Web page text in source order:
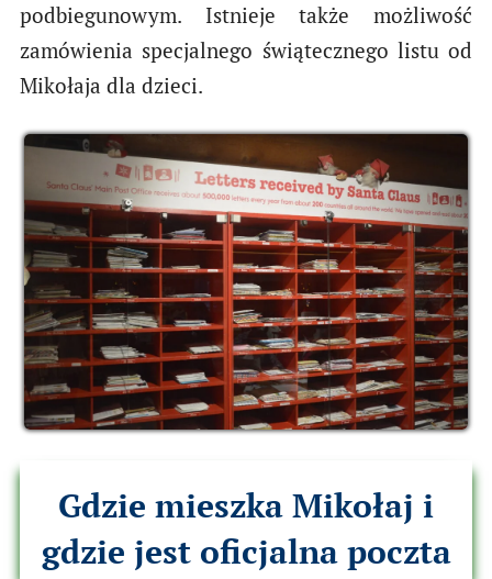
podbiegunowym. Istnieje także możliwość
zamówienia specjalnego świątecznego listu od
Mikołaja dla dzieci.
Gdzie mieszka Mikołaj i
gdzie jest oficjalna poczta